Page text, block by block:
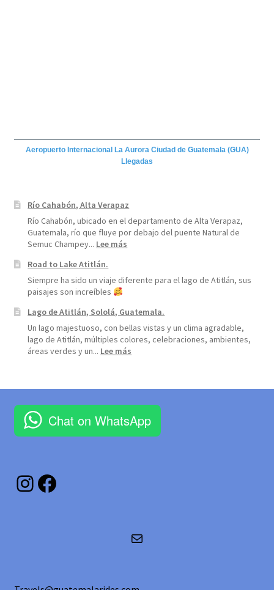
Aeropuerto Internacional La Aurora Ciudad de Guatemala (GUA)
Llegadas
Río Cahabón, Alta Verapaz
Río Cahabón, ubicado en el departamento de Alta Verapaz,
Guatemala, río que fluye por debajo del puente Natural de
Semuc Champey... Lee más
Alta
Road to Lake Atitlán.
Siempre ha sido un viaje diferente para el lago de Atitlán, sus
paisajes son increíbles
Lago de Atitlán, Sololá, Guatemala.
Un lago majestuoso, con bellas vistas y un clima agradable,
lago de Atitlán, múltiples colores, celebraciones, ambientes,
áreas verdes y un... Lee más
Guatemala.
Chat on WhatsApp
Instagram
Facebook
Correo electrónico